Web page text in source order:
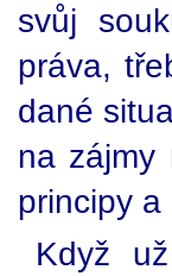
svůj
práva,
dané
na zájmy
principy
Když